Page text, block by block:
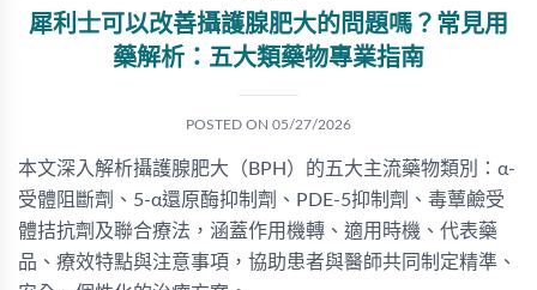
犀利士可以改善攝護腺肥大的問題嗎？常見用
藥解析：五大類藥物專業指南
POSTED ON 05/27/2026
本文深入解析攝護腺肥大（BPH）的五大主流藥物類別：α-
受體阻斷劑、5-α還原酶抑制劑、PDE-5抑制劑、毒蕈鹼受
體拮抗劑及聯合療法，涵蓋作用機轉、適用時機、代表藥
品、療效特點與注意事項，協助患者與醫師共同制定精準、